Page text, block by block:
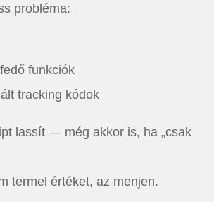
probléma:
funkciók
tracking kódok
lassít — még akkor is, ha „csak
termel értéket, az menjen.